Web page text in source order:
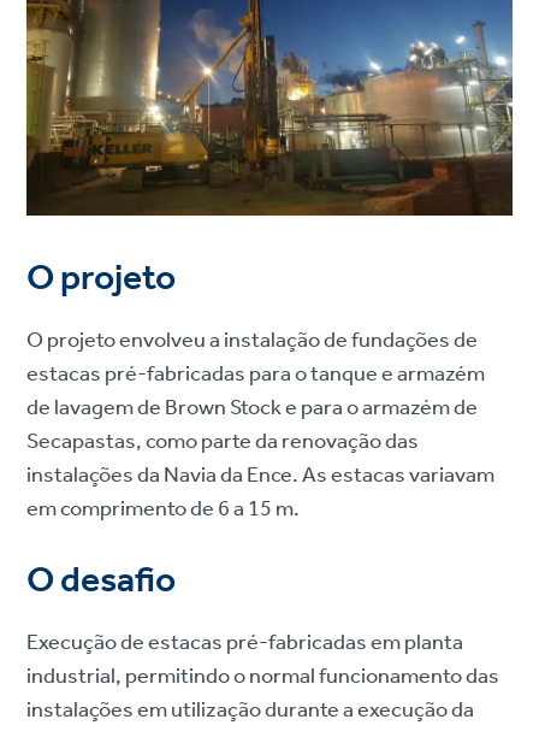
O projeto
O projeto envolveu a instalação de fundações de
estacas pré-fabricadas para o tanque e armazém
de lavagem de Brown Stock e para o armazém de
Secapastas, como parte da renovação das
instalações da Navia da Ence. As estacas variavam
em comprimento de 6 a 15 m.
O desafio
Execução de estacas pré-fabricadas em planta
industrial, permitindo o normal funcionamento das
instalações em utilização durante a execução da